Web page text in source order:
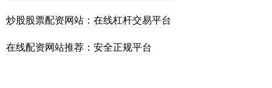
炒股股票配资网站：在线杠杆交易平台
在线配资网站推荐：安全正规平台